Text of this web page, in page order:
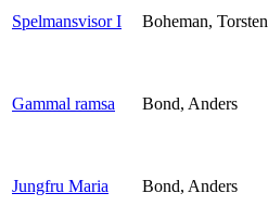
Spelmansvisor I Boheman, Torsten
Gammal ramsa Bond, Anders
Jungfru Maria Bond, Anders